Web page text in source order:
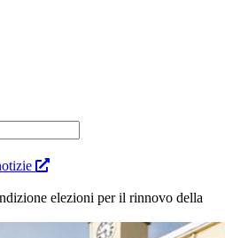
elezioni per il rinnovo della